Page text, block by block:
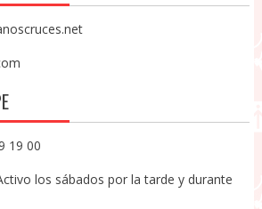
19 00
los sábados por la tarde y durante